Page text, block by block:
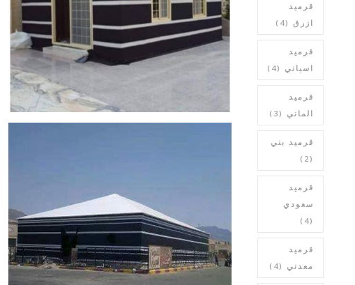
قرميد
ازرق (4)
قرميد
اسباني (4)
قرميد
الماني (3)
قرميد بني
(2)
قرميد
سعودي
(4)
قرميد
معدني (4)